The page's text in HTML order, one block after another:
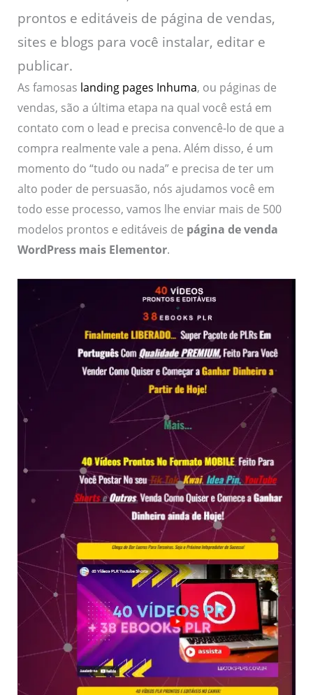
prontos e editáveis de página de vendas,
sites e blogs para você instalar, editar e
publicar.
As famosas landing pages Inhuma, ou páginas de
vendas, são a última etapa na qual você está em
contato com o lead e precisa convencê-lo de que a
compra realmente vale a pena. Além disso, é um
momento do “tudo ou nada” e precisa de ter um
alto poder de persuasão, nós ajudamos você em
todo esse processo, vamos lhe enviar mais de 500
modelos prontos e editáveis de página de venda
WordPress mais Elementor.